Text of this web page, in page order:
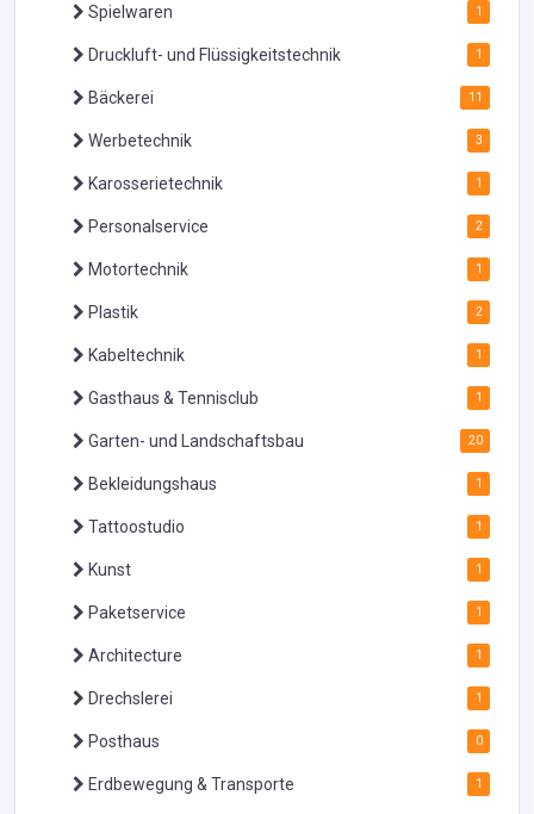
Spielwaren 1
Druckluft- und Flüssigkeitstechnik 1
Bäckerei 11
Werbetechnik 3
Karosserietechnik 1
Personalservice 2
Motortechnik 1
Plastik 2
Kabeltechnik 1
Gasthaus & Tennisclub 1
Garten- und Landschaftsbau 20
Bekleidungshaus 1
Tattoostudio 1
Kunst 1
Paketservice 1
Architecture 1
Drechslerei 1
Posthaus 0
Erdbewegung & Transporte 1